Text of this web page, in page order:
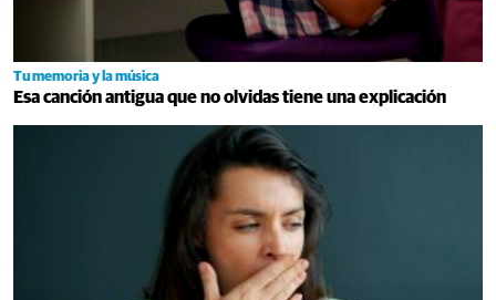
Tu memoria y la música
Esa canción antigua que no olvidas tiene una explicación